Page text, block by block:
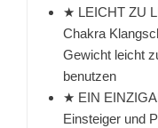
★ LEICHT ZU
Chakra
Gewicht leicht
benutzen
★ EIN
Einsteiger und